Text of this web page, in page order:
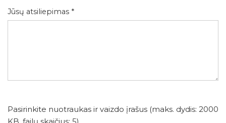
Jūsų atsiliepimas *
Pasirinkite nuotraukas ir vaizdo įrašus (maks. dydis: 2000
KB, failų skaičius: 5)